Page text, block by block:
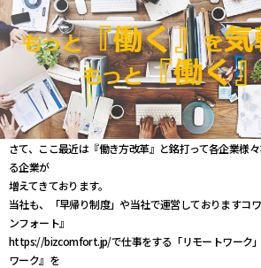
さて、ここ最近は『働き方改革』と銘打って各企業様
る企業が
増えてきております。
当社も、「早帰り制度」や当社で運営しておりますコ
ンフォート』
https://bizcomfort.jp/で仕事をする「リモートワーク
ワーク』を